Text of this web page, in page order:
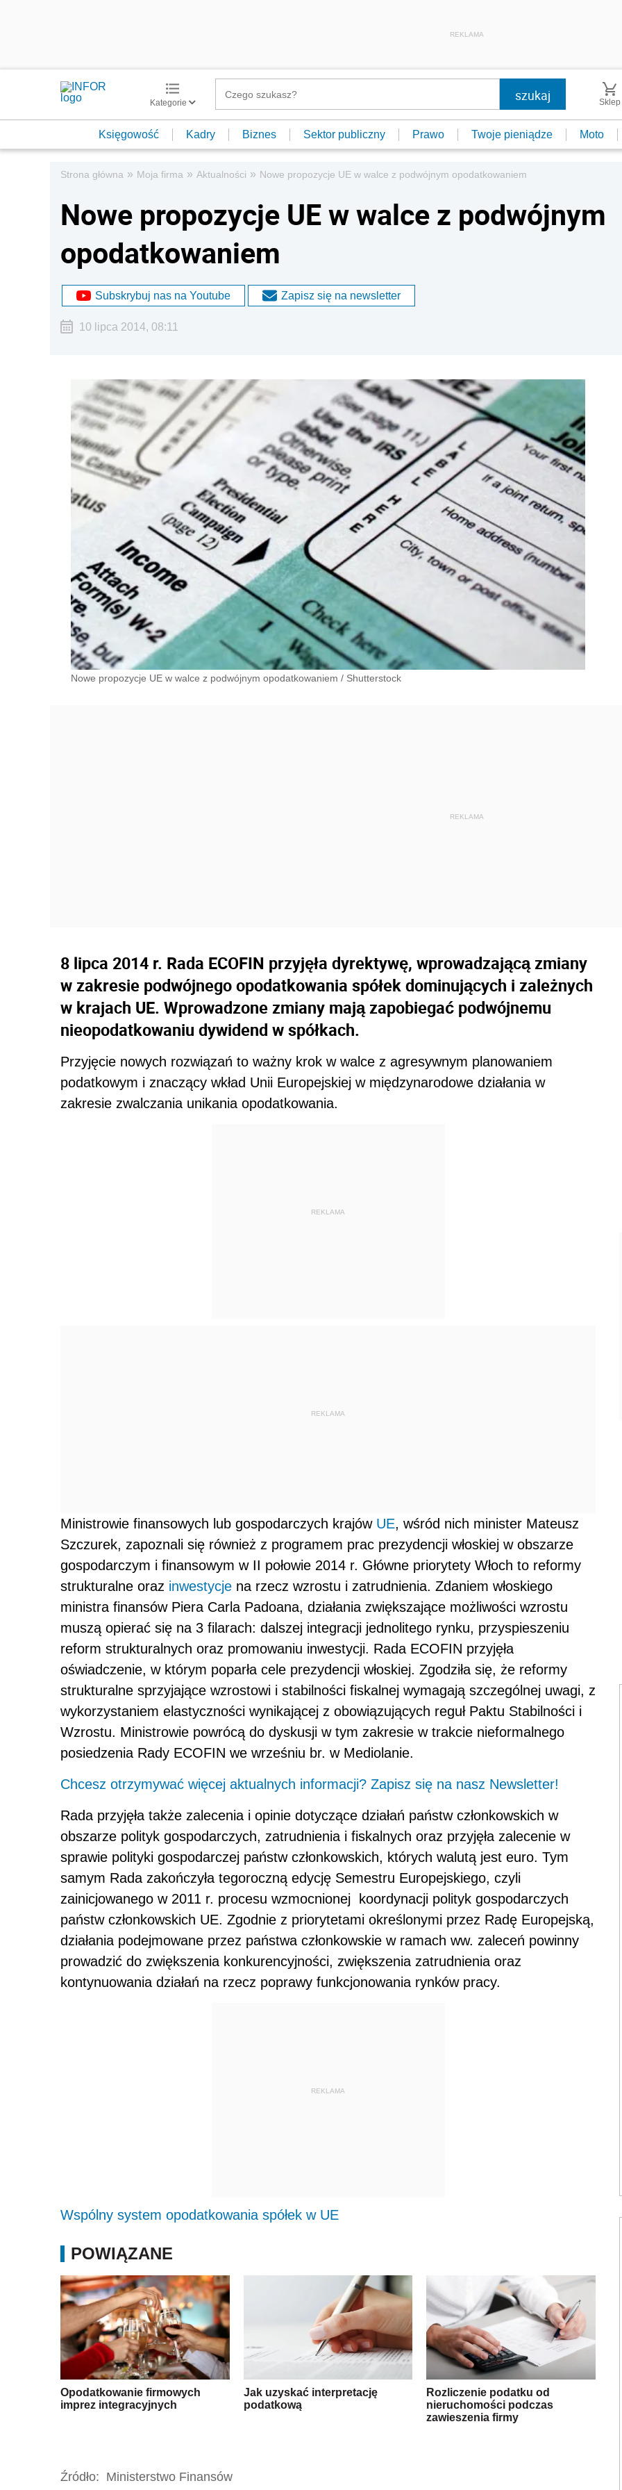
REKLAMA
Kategorie Sklep
Księgowość Kadry Biznes Sektor publiczny Prawo Twoje pieniądze Moto
Strona główna » Moja firma » Aktualności » Nowe propozycje UE w walce z podwójnym opodatkowaniem
Nowe propozycje UE w walce z podwójnym
opodatkowaniem
Subskrybuj nas na Youtube Zapisz się na newsletter
10 lipca 2014, 08:11
Nowe propozycje UE w walce z podwójnym opodatkowaniem / Shutterstock
8 lipca 2014 r. Rada ECOFIN przyjęła dyrektywę, wprowadzającą zmiany
w zakresie podwójnego opodatkowania spółek dominujących i zależnych
w krajach UE. Wprowadzone zmiany mają zapobiegać podwójnemu
nieopodatkowaniu dywidend w spółkach.
Przyjęcie nowych rozwiązań to ważny krok w walce z agresywnym planowaniem
podatkowym i znaczący wkład Unii Europejskiej w międzynarodowe działania w
zakresie zwalczania unikania opodatkowania.
REKLAMA
REKLAMA
Ministrowie finansowych lub gospodarczych krajów UE, wśród nich minister Mateusz
Szczurek, zapoznali się również z programem prac prezydencji włoskiej w obszarze
gospodarczym i finansowym w II połowie 2014 r. Główne priorytety Włoch to reformy
strukturalne oraz inwestycje na rzecz wzrostu i zatrudnienia. Zdaniem włoskiego
ministra finansów Piera Carla Padoana, działania zwiększające możliwości wzrostu
muszą opierać się na 3 filarach: dalszej integracji jednolitego rynku, przyspieszeniu
reform strukturalnych oraz promowaniu inwestycji. Rada ECOFIN przyjęła
oświadczenie, w którym poparła cele prezydencji włoskiej. Zgodziła się, że reformy
strukturalne sprzyjające wzrostowi i stabilności fiskalnej wymagają szczególnej uwagi, z
wykorzystaniem elastyczności wynikającej z obowiązujących reguł Paktu Stabilności i
Wzrostu. Ministrowie powrócą do dyskusji w tym zakresie w trakcie nieformalnego
posiedzenia Rady ECOFIN we wrześniu br. w Mediolanie.
Chcesz otrzymywać więcej aktualnych informacji? Zapisz się na nasz Newsletter!
Rada przyjęła także zalecenia i opinie dotyczące działań państw członkowskich w
obszarze polityk gospodarczych, zatrudnienia i fiskalnych oraz przyjęła zalecenie w
sprawie polityki gospodarczej państw członkowskich, których walutą jest euro. Tym
samym Rada zakończyła tegoroczną edycję Semestru Europejskiego, czyli
zainicjowanego w 2011 r. procesu wzmocnionej koordynacji polityk gospodarczych
państw członkowskich UE. Zgodnie z priorytetami określonymi przez Radę Europejską,
działania podejmowane przez państwa członkowskie w ramach ww. zaleceń powinny
prowadzić do zwiększenia konkurencyjności, zwiększenia zatrudnienia oraz
kontynuowania działań na rzecz poprawy funkcjonowania rynków pracy.
REKLAMA
Wspólny system opodatkowania spółek w UE
POWIĄZANE
Opodatkowanie firmowych
imprez integracyjnych
Jak uzyskać interpretację
podatkową
Rozliczenie podatku od
nieruchomości podczas
zawieszenia firmy
Źródło: Ministerstwo Finansów